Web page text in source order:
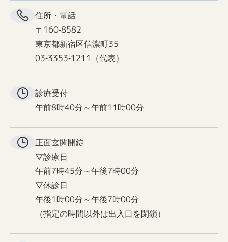
住所・電話
〒160-8582
東京都新宿区信濃町35
03-3353-1211（代表）
診療受付
午前8時40分～午前11時00分
正面玄関開錠
▽診療日
午前7時45分～午後7時00分
▽休診日
午後1時00分～午後7時00分
（指定の時間以外は出入口を閉鎖）